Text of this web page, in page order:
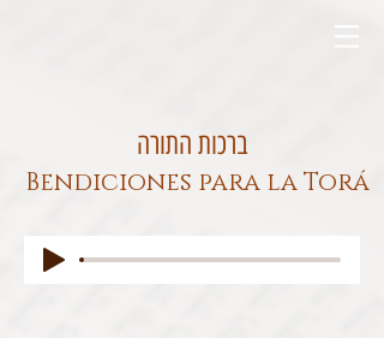
Bendiciones para la Torá
ברכות התורה